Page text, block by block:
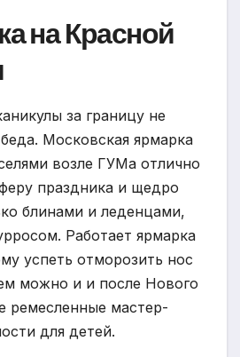
на Красной
за границу не
Московская ярмарка
возле ГУМа отлично
праздника и щедро
блинами и леденцами,
Работает ярмарка
успеть отморозить нос
можно и и после Нового
ремесленные мастер-
для детей.